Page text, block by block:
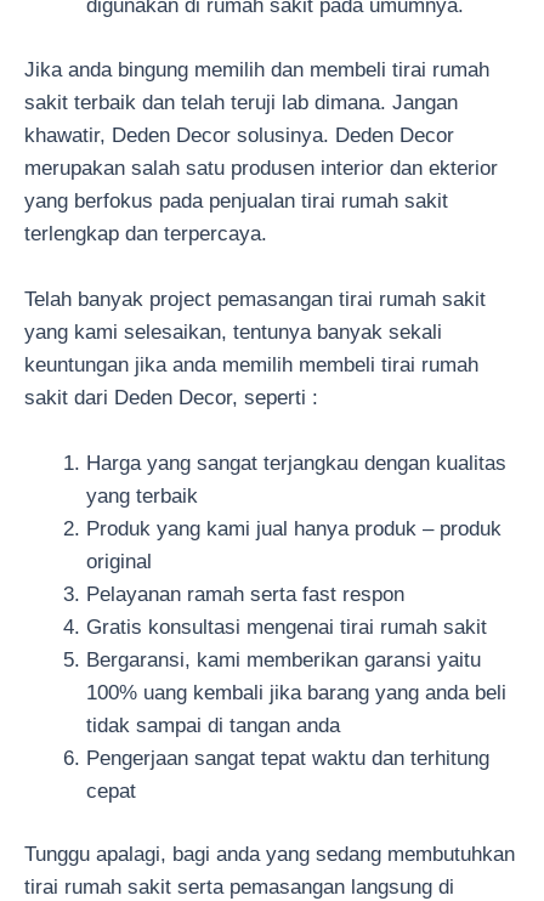
digunakan di rumah sakit pada umumnya.
Jika anda bingung memilih dan membeli tirai rumah
sakit terbaik dan telah teruji lab dimana. Jangan
khawatir, Deden Decor solusinya. Deden Decor
merupakan salah satu produsen interior dan ekterior
yang berfokus pada penjualan tirai rumah sakit
terlengkap dan terpercaya.
Telah banyak project pemasangan tirai rumah sakit
yang kami selesaikan, tentunya banyak sekali
keuntungan jika anda memilih membeli tirai rumah
sakit dari Deden Decor, seperti :
Harga yang sangat terjangkau dengan kualitas
yang terbaik
Produk yang kami jual hanya produk – produk
original
Pelayanan ramah serta fast respon
Gratis konsultasi mengenai tirai rumah sakit
Bergaransi, kami memberikan garansi yaitu
100% uang kembali jika barang yang anda beli
tidak sampai di tangan anda
Pengerjaan sangat tepat waktu dan terhitung
cepat
Tunggu apalagi, bagi anda yang sedang membutuhkan
tirai rumah sakit serta pemasangan langsung di